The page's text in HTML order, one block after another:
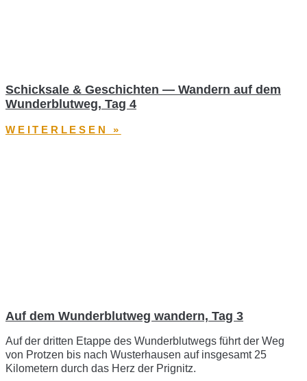
Schicksale & Geschichten — Wandern auf dem
Wunderblutweg, Tag 4
WEITERLESEN »
Auf dem Wunderblutweg wandern, Tag 3
Auf der dritten Etappe des Wunderblutwegs führt der Weg
von Protzen bis nach Wusterhausen auf insgesamt 25
Kilometern durch das Herz der Prignitz.